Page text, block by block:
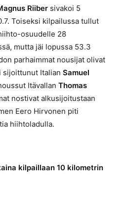
Riiber sivakoi 5
Toiseksi kilpailussa tullut
osuudelle 28
mutta jäi lopussa 53.3
parhaimmat nousijat olivat
sijoittunut Italian Samuel
Itävallan Thomas
nostivat alkusijoitustaan
Eero Hirvonen piti
hiihtoladulla.
kilpaillaan 10 kilometrin